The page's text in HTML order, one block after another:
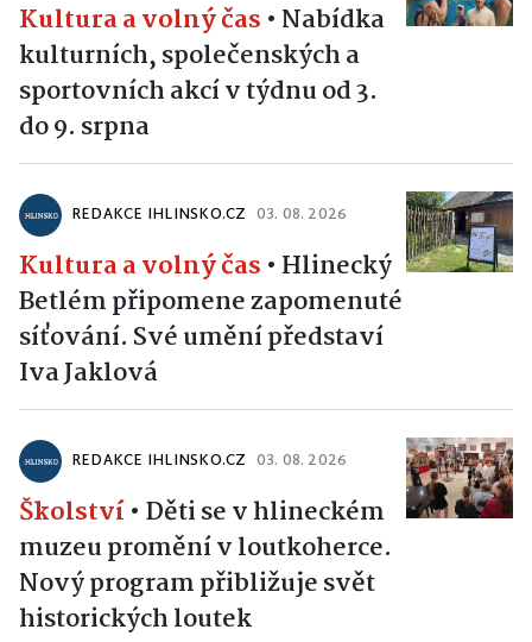
Kultura a volný čas • Nabídka
kulturních, společenských a
sportovních akcí v týdnu od 3.
do 9. srpna
REDAKCE IHLINSKO.CZ 03. 08. 2026
Kultura a volný čas • Hlinecký
Betlém připomene zapomenuté
síťování. Své umění představí
Iva Jaklová
REDAKCE IHLINSKO.CZ 03. 08. 2026
Školství• Děti se v hlineckém
muzeu promění v loutkoherce.
Nový program přibližuje svět
historických loutek